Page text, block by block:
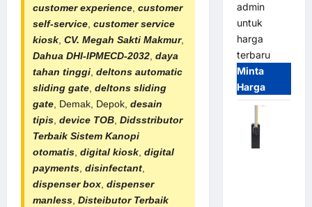
customer experience, customer
self-service, customer service
kiosk, CV. Megah Sakti Makmur,
Dahua DHI-IPMECD-2032, daya
tahan tinggi, deltons automatic
sliding gate, deltons sliding
gate, Demak, Depok, desain
tipis, device TOB, Didsstributor
Terbaik Sistem Kanopi
otomatis, digital kiosk, digital
payments, disinfectant,
dispenser box, dispenser
manless, Disteibutor Terbaik
admin
untuk
harga
terbaru
Minta
Harga